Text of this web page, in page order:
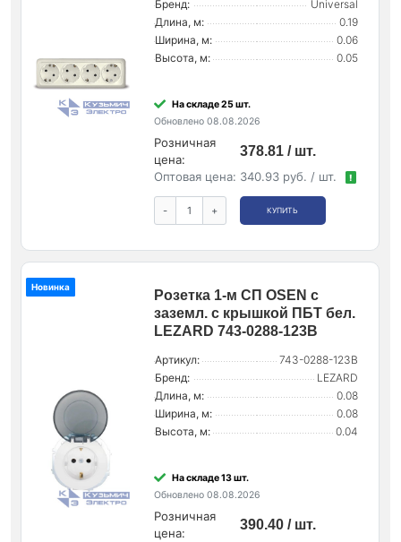
Бренд:
Universal
Длина, м:
0.19
Ширина, м:
0.06
Высота, м:
0.05
На складе 25 шт.
Обновлено 08.08.2026
Розничная
цена:
378.81 / шт.
Оптовая цена: 340.93 руб. / шт. !
- + КУПИТЬ
Новинка
Розетка 1-м СП OSEN с
заземл. с крышкой ПБТ бел.
LEZARD 743-0288-123B
Артикул:
743-0288-123B
Бренд:
LEZARD
Длина, м:
0.08
Ширина, м:
0.08
Высота, м:
0.04
На складе 13 шт.
Обновлено 08.08.2026
Розничная
цена:
390.40 / шт.